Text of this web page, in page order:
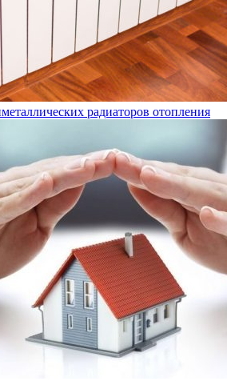
радиаторов отопления